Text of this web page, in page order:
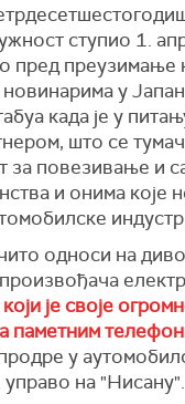
ступио 1.
пред преузимање
у
када је у
што се
за повезивање и
и онима које
односи на
произвођача
је своје
паметним
у
на "Нисану".